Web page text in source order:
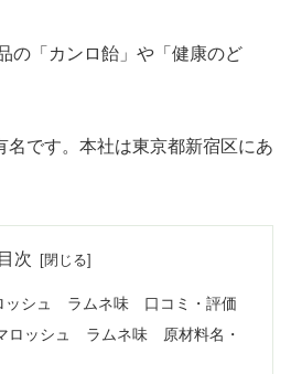
の「カンロ飴」や「健康のど
名です。本社は東京都新宿区にあ
目次
ッシュ ラムネ味 口コミ・評価
ロッシュ ラムネ味 原材料名・